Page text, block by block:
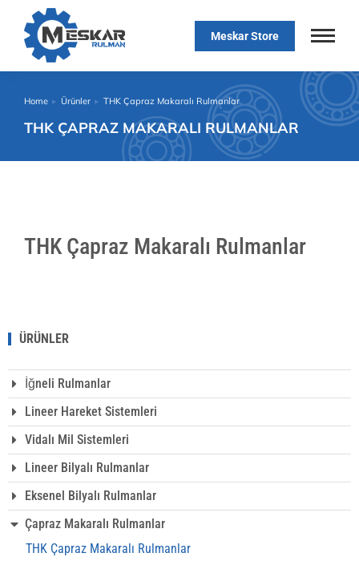
Meskar Store
You are here:
Home Ürünler THK Çapraz Makaralı Rulmanlar
THK ÇAPRAZ MAKARALI RULMANLAR
THK Çapraz Makaralı Rulmanlar
ÜRÜNLER
İğneli Rulmanlar
Lineer Hareket Sistemleri
Vidalı Mil Sistemleri
Lineer Bilyalı Rulmanlar
Eksenel Bilyalı Rulmanlar
Çapraz Makaralı Rulmanlar
THK Çapraz Makaralı Rulmanlar